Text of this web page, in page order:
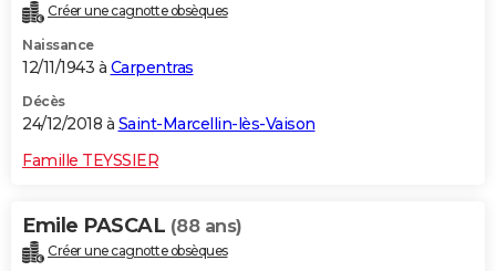
Créer une cagnotte obsèques
Naissance
12/11/1943 à Carpentras
Décès
24/12/2018 à Saint-Marcellin-lès-Vaison
Famille TEYSSIER
Emile PASCAL (88 ans)
Créer une cagnotte obsèques